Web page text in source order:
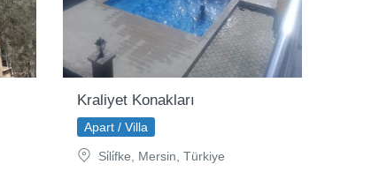
Kraliyet Konakları
Apart / Villa
Si̇li̇fke, Mersin, Türkiye